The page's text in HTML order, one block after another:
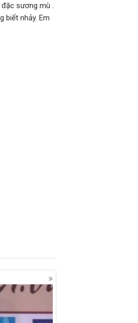
sương mù .
biết nhảy. Em